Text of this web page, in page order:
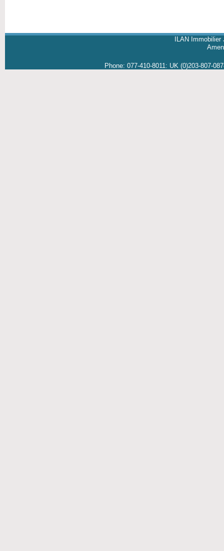
ILAN
Phone: 077-410-8011: UK (0)203-807-